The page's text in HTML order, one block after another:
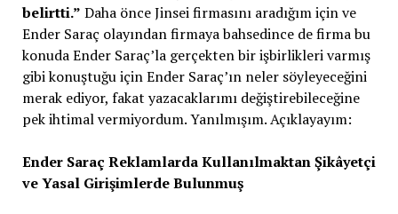
belirtti.” Daha önce Jinsei firmasını aradığım için ve
Ender Saraç olayından firmaya bahsedince de firma bu
konuda Ender Saraç’la gerçekten bir işbirlikleri varmış
gibi konuştuğu için Ender Saraç’ın neler söyleyeceğini
merak ediyor, fakat yazacaklarımı değiştirebileceğine
pek ihtimal vermiyordum. Yanılmışım. Açıklayayım:
Ender Saraç Reklamlarda Kullanılmaktan Şikâyetçi
ve Yasal Girişimlerde Bulunmuş